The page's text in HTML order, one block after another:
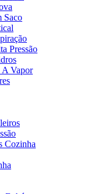
Saco
Pressão
Vapor
Cozinha